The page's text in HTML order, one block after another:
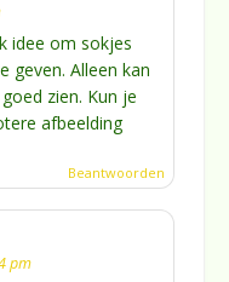
idee om sokjes
geven. Alleen kan
zien. Kun je
afbeelding
Beantwoorden
pm